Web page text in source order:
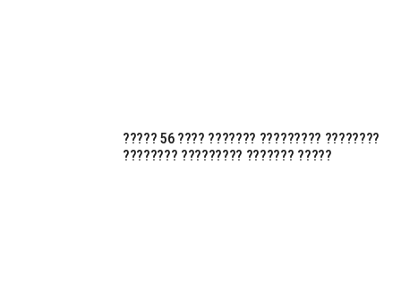
????? 56 ???? ??????? ????????? ????????
???????? ????????? ??????? ?????